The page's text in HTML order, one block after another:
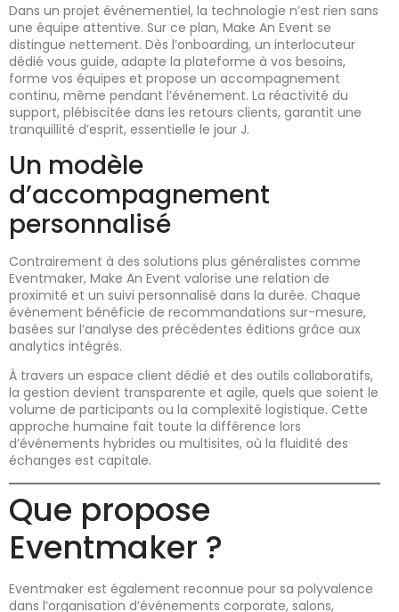
Dans un projet événementiel, la technologie n’est rien sans
une équipe attentive. Sur ce plan, Make An Event se
distingue nettement. Dès l’onboarding, un interlocuteur
dédié vous guide, adapte la plateforme à vos besoins,
forme vos équipes et propose un accompagnement
continu, même pendant l’événement. La réactivité du
support, plébiscitée dans les retours clients, garantit une
tranquillité d’esprit, essentielle le jour J.
Un modèle
d’accompagnement
personnalisé
Contrairement à des solutions plus généralistes comme
Eventmaker, Make An Event valorise une relation de
proximité et un suivi personnalisé dans la durée. Chaque
évènement bénéficie de recommandations sur-mesure,
basées sur l’analyse des précédentes éditions grâce aux
analytics intégrés.
À travers un espace client dédié et des outils collaboratifs,
la gestion devient transparente et agile, quels que soient le
volume de participants ou la complexité logistique. Cette
approche humaine fait toute la différence lors
d’événements hybrides ou multisites, où la fluidité des
échanges est capitale.
Que propose
Eventmaker ?
Eventmaker est également reconnue pour sa polyvalence
dans l’organisation d’événements corporate, salons,